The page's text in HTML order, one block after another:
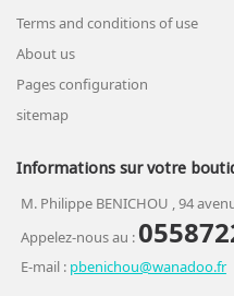
Terms and conditions of use
About us
Pages configuration
sitemap
Informations sur votre
M. Philippe BENICHOU , 94
Appelez-nous au :
E-mail : pbenichou@wanadoo.fr